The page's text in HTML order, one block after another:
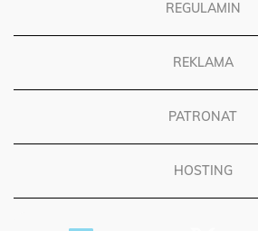
REGULAMIN
REKLAMA
PATRONAT
HOSTING